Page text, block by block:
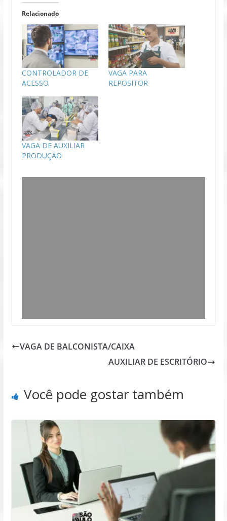
Relacionado
CONTROLADOR DE
ACESSO
VAGA PARA
REPOSITOR
VAGA DE AUXILIAR
PRODUÇÃO
VAGA DE BALCONISTA/CAIXA
AUXILIAR DE ESCRITÓRIO
Você pode gostar também